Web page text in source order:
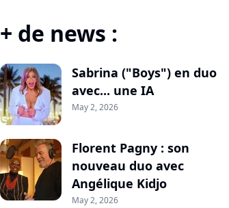
+ de news :
Sabrina ("Boys") en duo
avec... une IA
May 2, 2026
Florent Pagny : son
nouveau duo avec
Angélique Kidjo
May 2, 2026